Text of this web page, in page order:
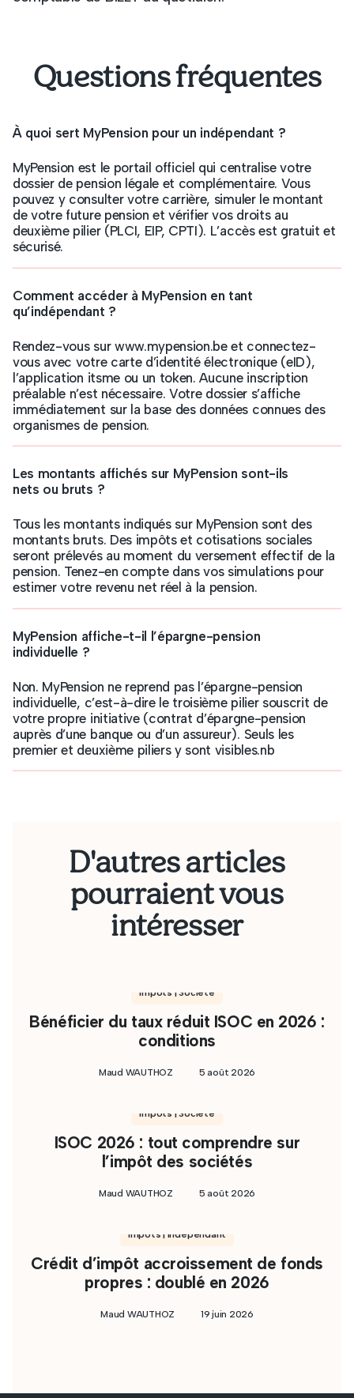
Questions fréquentes
À quoi sert MyPension pour un indépendant ?
MyPension est le portail officiel qui centralise votre
dossier de pension légale et complémentaire. Vous
pouvez y consulter votre carrière, simuler le montant
de votre future pension et vérifier vos droits au
deuxième pilier (PLCI, EIP, CPTI). L’accès est gratuit et
sécurisé.
Comment accéder à MyPension en tant
qu’indépendant ?
Rendez-vous sur www.mypension.be et connectez-
vous avec votre carte d’identité électronique (eID),
l’application itsme ou un token. Aucune inscription
préalable n’est nécessaire. Votre dossier s’affiche
immédiatement sur la base des données connues des
organismes de pension.
Les montants affichés sur MyPension sont-ils
nets ou bruts ?
Tous les montants indiqués sur MyPension sont des
montants bruts. Des impôts et cotisations sociales
seront prélevés au moment du versement effectif de la
pension. Tenez-en compte dans vos simulations pour
estimer votre revenu net réel à la pension.
MyPension affiche-t-il l’épargne-pension
individuelle ?
Non. MyPension ne reprend pas l’épargne-pension
individuelle, c’est-à-dire le troisième pilier souscrit de
votre propre initiative (contrat d’épargne-pension
auprès d’une banque ou d’un assureur). Seuls les
premier et deuxième piliers y sont visibles.nb
D'autres articles
pourraient vous
intéresser
Impôts | Société
Bénéficier du taux réduit ISOC en 2026 :
conditions
Maud WAUTHOZ 5 août 2026
Impôts | Société
ISOC 2026 : tout comprendre sur
l’impôt des sociétés
Maud WAUTHOZ 5 août 2026
Impôts | Indépendant
Crédit d’impôt accroissement de fonds
propres : doublé en 2026
Maud WAUTHOZ 19 juin 2026